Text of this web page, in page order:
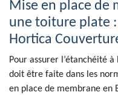
Mise en place de
une toiture plate :
Hortica
Pour assurer l’étanchéité
doit être faite dans les
en place de membrane en